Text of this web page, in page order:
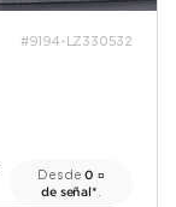
#9194-LZ330532
Desde0 ¤
de señal*